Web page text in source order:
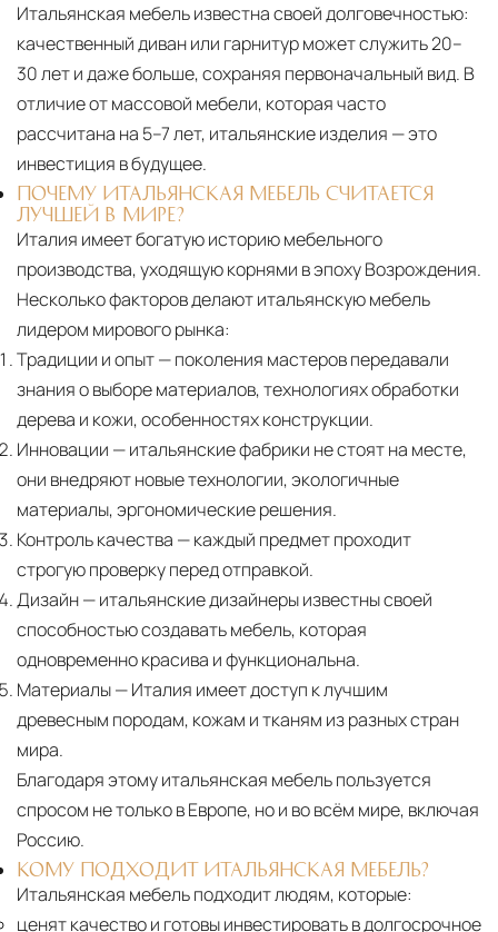
Итальянская мебель известна своей долговечностью:
качественный диван или гарнитур может служить 20–
30 лет и даже больше, сохраняя первоначальный вид. В
отличие от массовой мебели, которая часто
рассчитана на 5–7 лет, итальянские изделия — это
инвестиция в будущее.
ПОЧЕМУ ИТАЛЬЯНСКАЯ МЕБЕЛЬ СЧИТАЕТСЯ
ЛУЧШЕЙ В МИРЕ?
Италия имеет богатую историю мебельного
производства, уходящую корнями в эпоху Возрождения.
Несколько факторов делают итальянскую мебель
лидером мирового рынка:
Традиции и опыт— поколения мастеров передавали
знания о выборе материалов, технологиях обработки
дерева и кожи, особенностях конструкции.
Инновации — итальянские фабрики не стоят на месте,
они внедряют новые технологии, экологичные
материалы, эргономические решения.
Контроль качества — каждый предмет проходит
строгую проверку перед отправкой.
Дизайн— итальянские дизайнеры известны своей
способностью создавать мебель, которая
одновременно красива и функциональна.
Материалы— Италия имеет доступ к лучшим
древесным породам, кожам и тканям из разных стран
мира.
Благодаря этому итальянская мебель пользуется
спросом не только в Европе, но и во всём мире, включая
Россию.
КОМУ ПОДХОДИТ ИТАЛЬЯНСКАЯ МЕБЕЛЬ?
Итальянская мебель подходит людям, которые:
ценят качество и готовы инвестировать в долгосрочное